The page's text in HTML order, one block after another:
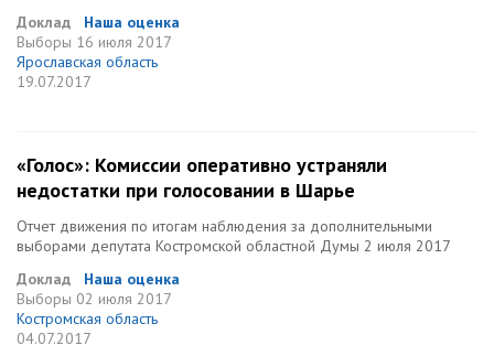
Доклад
Наша оценка
Выборы 16 июля 2017
Ярославская область
19.07.2017
«Голос»: Комиссии оперативно устраняли
недостатки при голосовании в Шарье
Отчет движения по итогам наблюдения за дополнительными
выборами депутата Костромской областной Думы 2 июля 2017
Доклад
Наша оценка
Выборы 02 июля 2017
Костромская область
04.07.2017